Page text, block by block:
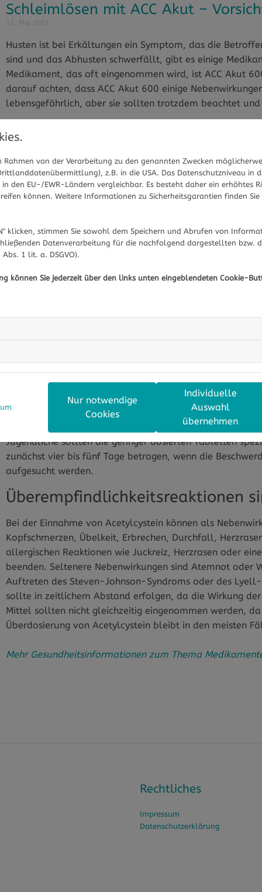
Schleimlösen mit ACC Akut –
Husten ist bei Erkältungen ein Symptom, das die
sind und das Abhusten schwerfällt, gibt es einige
Medikament, das oft eingenommen wird, ist ACC Akut
darauf achten, dass ACC Akut 600 einige
lebensgefährlich, aber sie sollten trotzdem beachtet
Acetylcystein löst den Schleim in
Der Name des Wirkstoffs “Acetylcystein”, der in ACC
Cystein ab. Wann immer sich zäher Schleim in den
abgehustet werden kann. Denn dieser Wirkstoff kann
auflösen. Das Medikament wird somit zur Verflüssigung
erkältungsbedingter Bronchitis eingesetzt. Die
abgeklärt werden, denn Acetylcystein hat neben der
außerdem Medikamente, mit denen sich ACC Akut 600
Sie haben Fragen zu ACC Akut oder
Richtig dosiert mit viel Flüssigkeit
Wie bei jedem Medikament sollte bei ACC Akut 600
Jugendliche ab 14 Jahren täglich zweimal eine halbe
die Form der Brausetablette gewählt, diese sollte nach
Überhaupt sollte während der Behandlung mit ACC
wird. So kann das Medikament optimal wirken, weil die
Jugendliche sollten die geringer dosierten Tabletten
zunächst vier bis fünf Tage betragen, wenn die
aufgesucht werden.
Überempfindlichkeitsreaktionen
Bei der Einnahme von Acetylcystein können als
Kopfschmerzen, Übelkeit, Erbrechen, Durchfall,
allergischen Reaktionen wie Juckreiz, Herzrasen oder
beenden. Seltenere Nebenwirkungen sind Atemnot
Auftreten des Steven-Johnson-Syndroms oder des
sollte in zeitlichem Abstand erfolgen, da die Wirkung
Mittel sollten nicht gleichzeitig eingenommen werden,
Überdosierung von Acetylcystein bleibt in den meisten
Mehr Gesundheitsinformationen zum Thema
Rechtliches
Impressum
Datenschutzerklärung
von der Verarbeitung zu den genannten Zwecken
z.B. in die USA. Das Datenschutzniveau in
den EU-/EWR-Ländern vergleichbar. Es besteht daher ein erhöhtes
können. Weitere Informationen zu Sicherheitsgarantien finden
klicken, stimmen Sie sowohl dem Speichern und Abrufen von
Datenverarbeitung für die nachfolgend dargestellten bzw.
1 lit. a. DSGVO).
können Sie jederzeit über den links unten eingeblendeten Cookie-
Nur notwendige
Cookies
Individuelle
Auswahl
übernehmen